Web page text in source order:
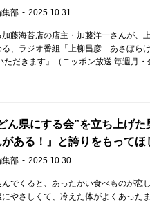
集部 2025.10.31
藤海苔店の店主・加藤洋一さんが、
る、ラジオ番組「上柳昌彦 あさぼら
ただきます』（ニッポン放送 毎週月
ん県にする会”を立ち上げた
ある！』と誇りをもってほ
集部 2025.10.30
でくると、あったかい食べものが恋
やさしくて、冷えた体がよくあった